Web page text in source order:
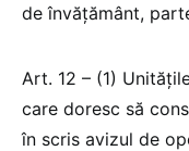
de învăţământ,
Art. 12 – (1)
care doresc să
în scris avizul de